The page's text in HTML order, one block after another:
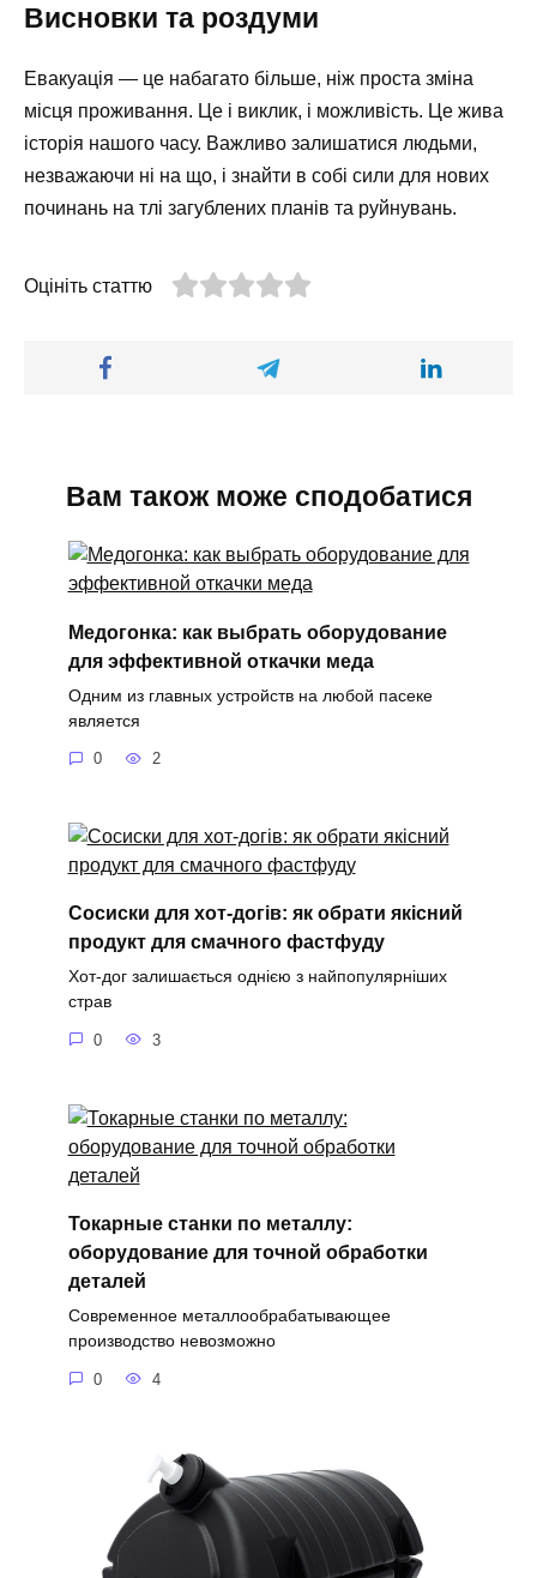
Висновки та роздуми
Евакуація — це набагато більше, ніж проста зміна
місця проживання. Це і виклик, і можливість. Це жива
історія нашого часу. Важливо залишатися людьми,
незважаючи ні на що, і знайти в собі сили для нових
починань на тлі загублених планів та руйнувань.
Оцініть статтю
Вам також може сподобатися
Медогонка: как выбрать оборудование
для эффективной откачки меда
Одним из главных устройств на любой пасеке
является
0 2
Сосиски для хот-догів: як обрати якісний
продукт для смачного фастфуду
Хот-дог залишається однією з найпопулярніших
страв
0 3
Токарные станки по металлу:
оборудование для точной обработки
деталей
Современное металлообрабатывающее
производство невозможно
0 4